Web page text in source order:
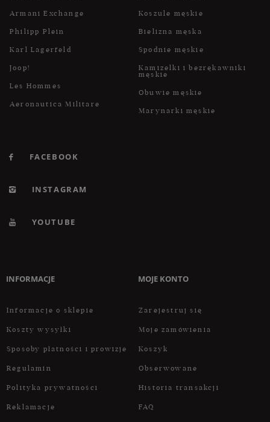
Armani Exchange
Philipp Plein
Karl Lagerfeld
Joop!
Les Hommes
Aeronautica Militare
Koszule męskie
Bielizna męska
Spodnie męskie
Kamizelki i bezrękawniki
męskie
Obuwie męskie
Marynarki męskie
FACEBOOK
INSTAGRAM
YOUTUBE
INFORMACJE
Informacje o sklepie
Koszty wysyłki
Sposoby płatności i prowizje
Regulamin
Polityka prywatności
Reklamacje
MOJE KONTO
Zarejestruj się
Moje zamówienia
Koszyk
Obserwowane
Historia transakcji
FAQ